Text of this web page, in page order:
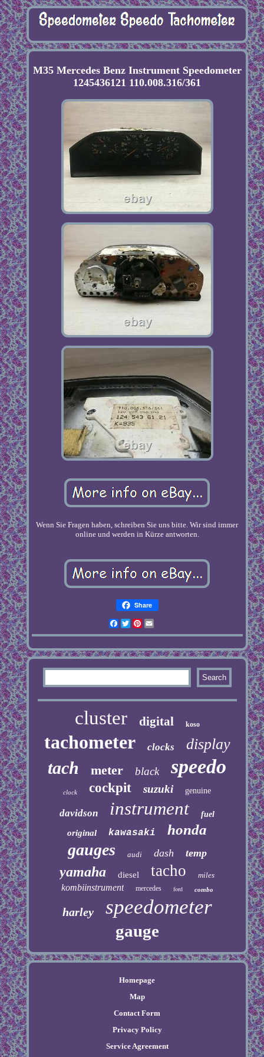
M35 Mercedes Benz Instrument Speedometer
1245436121 110.008.316/361
Wenn Sie Fragen haben, schreiben Sie uns bitte. Wir sind immer
online und werden in Kürze antworten.
Share
Facebook
TwitterPinterest
cluster digital koso
tachometer clocks display
tach meter black speedo
clock cockpit suzuki genuine
davidson instrument fuel
original kawasaki honda
gauges audi dash temp
yamaha diesel tacho miles
kombiinstrument mercedes ford combo
harley speedometer
gauge
Homepage
Map
Contact Form
Privacy Policy
Service Agreement